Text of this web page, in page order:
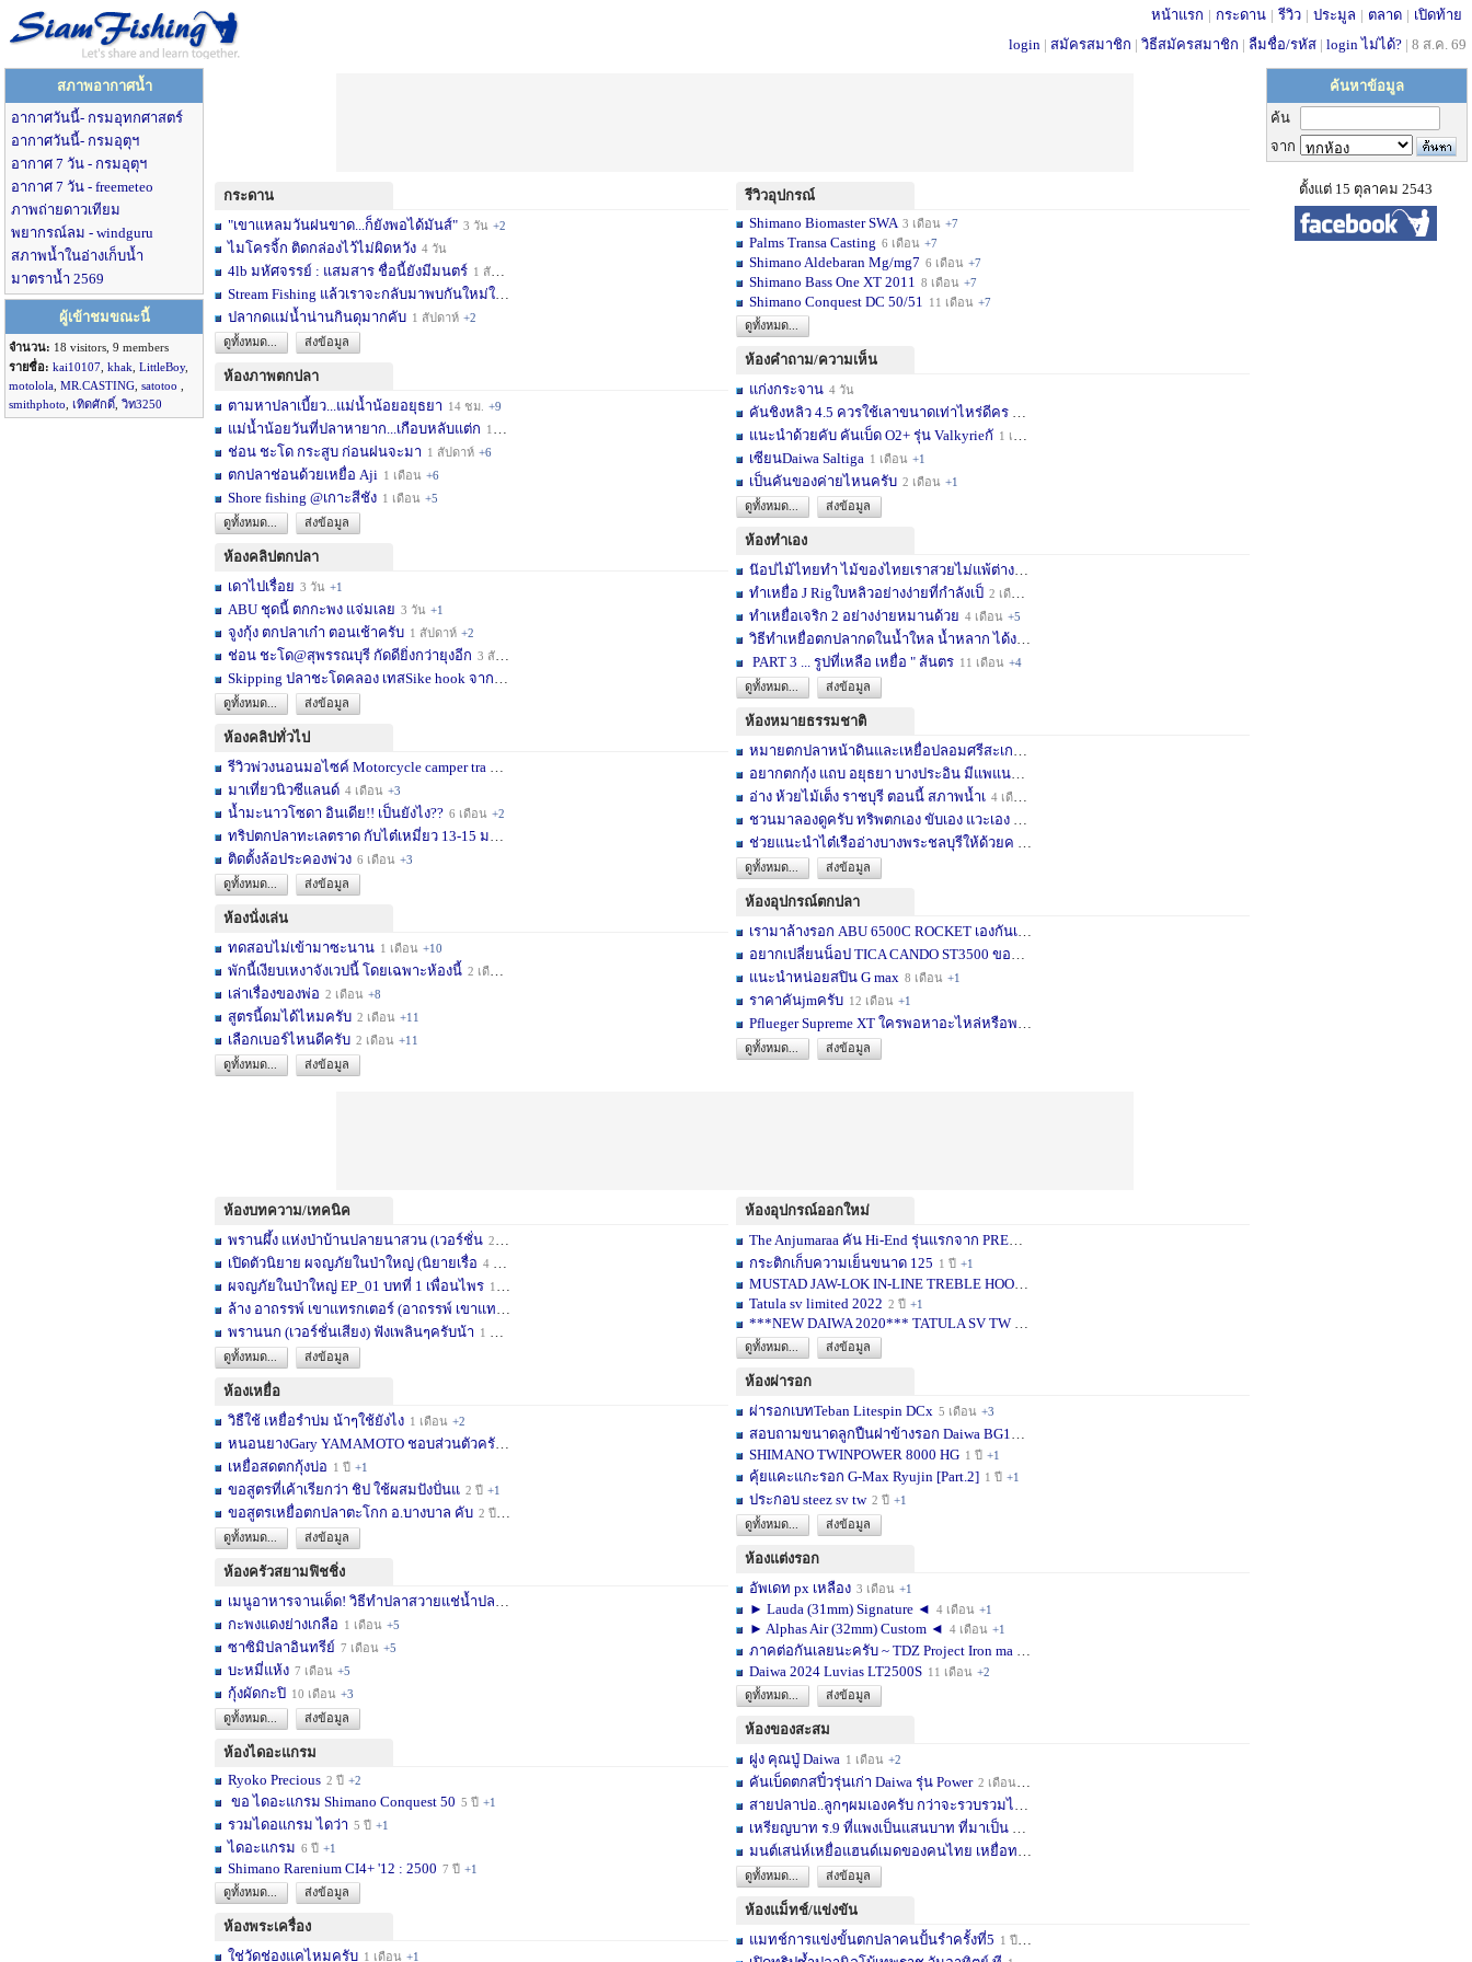
หน้าแรก | กระดาน | รีวิว | ประมูล | ตลาด | เปิดท้าย
login | สมัครสมาชิก | วิธีสมัครสมาชิก | ลืมชื่อ/รหัส | login ไม่ได้? | 8 ส.ค. 69
สภาพอากาศน้ำ
อากาศวันนี้- กรมอุทกศาสตร์
อากาศวันนี้- กรมอุตุฯ
อากาศ 7 วัน - กรมอุตุฯ
อากาศ 7 วัน - freemeteo
ภาพถ่ายดาวเทียม
พยากรณ์ลม - windguru
สภาพน้ำในอ่างเก็บน้ำ
มาตราน้ำ 2569
ผู้เข้าชมขณะนี้
จำนวน: 18 visitors, 9 members
รายชื่อ: kai10107 khak LittleBoy,
motolola MR.CASTING satotoo
smithphoto เทิดศักดิ์ วิท3250
กระดาน
"เขาแหลมวันฝนขาด...ก็ยังพอได้มันส์" 3 วัน +2
ไมโครจิ้ก ติดกล่องไว้ไม่ผิดหวัง 4 วัน
4lb มหัศจรรย์ : แสมสาร ชื่อนี้ยังมีมนตร์ 1 สัปดาห์
Stream Fishing แล้วเราจะกลับมาพบกันใหม่ใ
ปลากดแม่น้ำน่านกินดุมากคับ 1 สัปดาห์ +2
ดูทั้งหมด...
ส่งข้อมูล
ห้องภาพตกปลา
ตามหาปลาเบี้ยว...แม่น้ำน้อยอยุธยา 14 ชม. +9
แม่น้ำน้อยวันที่ปลาหายาก...เกือบหลับแต่ก 14 ชม.
ช่อน ชะโด กระสูบ ก่อนฝนจะมา 1 สัปดาห์ +6
ตกปลาช่อนด้วยเหยื่อ Aji 1 เดือน +6
Shore fishing @เกาะสีชัง 1 เดือน +5
ดูทั้งหมด...
ส่งข้อมูล
ห้องคลิปตกปลา
เดาไปเรื่อย 3 วัน +1
ABU ชุดนี้ ตกกะพง แจ่มเลย 3 วัน +1
จูงกุ้ง ตกปลาเก๋า ตอนเช้าครับ 1 สัปดาห์ +2
ช่อน ชะโด@สุพรรณบุรี กัดดียิ่งกว่ายุงอีก 3 สัปดาห์
Skipping ปลาชะโดคลอง เทสSike hook จากLF
ดูทั้งหมด...
ส่งข้อมูล
ห้องคลิปทั่วไป
รีวิวพ่วงนอนมอไซค์ Motorcycle camper tra
มาเที่ยวนิวซีแลนด์ 4 เดือน +3
น้ำมะนาวโซดา อินเดีย!! เป็นยังไง?? 6 เดือน +2
ทริปตกปลาทะเลตราด กับไต๋เหมี่ยว 13-15 มก
ติดตั้งล้อประคองพ่วง 6 เดือน +3
ดูทั้งหมด...
ส่งข้อมูล
ห้องนั่งเล่น
ทดสอบไม่เข้ามาซะนาน 1 เดือน +10
พักนี้เงียบเหงาจังเวปนี้ โดยเฉพาะห้องนี้ 2 เดือน
เล่าเรื่องของพ่อ 2 เดือน +8
สูตรนี้ดมได้ไหมครับ 2 เดือน +11
เลือกเบอร์ไหนดีครับ 2 เดือน +11
ดูทั้งหมด...
ส่งข้อมูล
รีวิวอุปกรณ์
Shimano Biomaster SWA 3 เดือน +7
Palms Transa Casting 6 เดือน +7
Shimano Aldebaran Mg/mg7 6 เดือน +7
Shimano Bass One XT 2011 8 เดือน +7
Shimano Conquest DC 50/51 11 เดือน +7
ดูทั้งหมด...
ห้องคำถาม/ความเห็น
แก่งกระจาน 4 วัน
คันชิงหลิว 4.5 ควรใช้เลาขนาดเท่าไหร่ดีคร
แนะนำด้วยคับ คันเบ็ด O2+ รุ่น Valkyrieกั 1 เดือน
เซียนDaiwa Saltiga 1 เดือน +1
เป็นคันของค่ายไหนครับ 2 เดือน +1
ดูทั้งหมด...
ส่งข้อมูล
ห้องทำเอง
น๊อปไม้ไทยทำ ไม้ของไทยเราสวยไม่แพ้ต่างชา
ทำเหยื่อ J Rigใบหลิวอย่างง่ายที่กำลังเป็ 2 เดือน
ทำเหยื่อเจริก 2 อย่างง่ายหมานด้วย 4 เดือน +5
วิธีทำเหยื่อตกปลากดในน้ำใหล น้ำหลาก ได้ง
PART 3 ... รูปที่เหลือ เหยื่อ " ส้นตร 11 เดือน +4
ดูทั้งหมด...
ส่งข้อมูล
ห้องหมายธรรมชาติ
หมายตกปลาหน้าดินและเหยื่อปลอมศรีสะเกษครั
อยากตกกุ้ง แถบ อยุธยา บางประอิน มีแพแนะน
อ่าง ห้วยไม้เต็ง ราชบุรี ตอนนี้ สภาพน้ำเ 4 เดือน
ชวนมาลองดูครับ ทริพตกเอง ขับเอง แวะเอง จ
ช่วยแนะนำไต๋เรืออ่างบางพระชลบุรีให้ด้วยค
ดูทั้งหมด...
ส่งข้อมูล
ห้องอุปกรณ์ตกปลา
เรามาล้างรอก ABU 6500C ROCKET เองกันเถอ
อยากเปลี่ยนน็อป TICA CANDO ST3500 ขอคำแน
แนะนำหน่อยสปิน G max 8 เดือน +1
ราคาคันjmครับ 12 เดือน +1
Pflueger Supreme XT ใครพอหาอะไหล่หรือพอซ
ดูทั้งหมด...
ส่งข้อมูล
ห้องบทความ/เทคนิค
พรานผึ้ง แห่งป่าบ้านปลายนาสวน (เวอร์ชั่น 2 เดือน
เปิดตัวนิยาย ผจญภัยในป่าใหญ่ (นิยายเรื่อ 4 เดือน
ผจญภัยในป่าใหญ่ EP_01 บทที่ 1 เพื่อนไพร 11 เดือน
ล้าง อาถรรพ์ เขาแทรกเตอร์ (อาถรรพ์ เขาแท
พรานนก (เวอร์ชั่นเสียง) ฟังเพลินๆครับน้า 1 ปี
ดูทั้งหมด...
ส่งข้อมูล
ห้องเหยื่อ
วิธืใช้ เหยื่อรำบ่ม น้าๆใช้ยังไง 1 เดือน +2
หนอนยางGary YAMAMOTO ชอบส่วนตัวครับ... เ
เหยื่อสดตกกุ้งบ่อ 1 ปี +1
ขอสูตรที่เค้าเรียกว่า ชิป ใช้ผสมปังปั่นแ 2 ปี +1
ขอสูตรเหยื่อตกปลาตะโกก อ.บางบาล คับ 2 ปี
ดูทั้งหมด...
ส่งข้อมูล
ห้องครัวสยามฟิชชิ่ง
เมนูอาหารจานเด็ด! วิธีทำปลาสวายแช่น้ำปลา
กะพงแดงย่างเกลือ 1 เดือน +5
ซาซิมิปลาอินทรีย์ 7 เดือน +5
บะหมี่แห้ง 7 เดือน +5
กุ้งผัดกะปิ 10 เดือน +3
ดูทั้งหมด...
ส่งข้อมูล
ห้องไดอะแกรม
Ryoko Precious 2 ปี +2
ขอ ไดอะแกรม Shimano Conquest 50 5 ปี +1
รวมไดอแกรม ไดว่า 5 ปี +1
ไดอะแกรม 6 ปี +1
Shimano Rarenium CI4+ '12 : 2500 7 ปี +1
ดูทั้งหมด...
ส่งข้อมูล
ห้องพระเครื่อง
ใช่วัดช่องแคไหมครับ 1 เดือน +1
ห้องอุปกรณ์ออกใหม่
The Anjumaraa คัน Hi-End รุ่นแรกจาก PREY
กระติกเก็บความเย็นขนาด 125 1 ปี +1
MUSTAD JAW-LOK IN-LINE TREBLE HOOK - 5X
Tatula sv limited 2022 2 ปี +1
***NEW DAIWA 2020*** TATULA SV TW
ดูทั้งหมด...
ส่งข้อมูล
ห้องผ่ารอก
ผ่ารอกเบทTeban Litespin DCx 5 เดือน +3
สอบถามขนาดลูกปืนฝาข้างรอก Daiwa BG10
SHIMANO TWINPOWER 8000 HG 1 ปี +1
คุ้ยแคะแกะรอก G-Max Ryujin [Part.2] 1 ปี +1
ประกอบ steez sv tw 2 ปี +1
ดูทั้งหมด...
ส่งข้อมูล
ห้องแต่งรอก
อัพเดท px เหลือง 3 เดือน +1
► Lauda (31mm) Signature ◄ 4 เดือน +1
► Alphas Air (32mm) Custom ◄ 4 เดือน +1
ภาคต่อกันเลยนะครับ ~ TDZ Project Iron ma
Daiwa 2024 Luvias LT2500S 11 เดือน +2
ดูทั้งหมด...
ส่งข้อมูล
ห้องของสะสม
ฝูง คุณปู่ Daiwa 1 เดือน +2
คันเบ็ดตกสปิ๋วรุ่นเก่า Daiwa รุ่น Power 2 เดือน
สายปลาบ่อ..ลูกๆผมเองครับ กว่าจะรวบรวมได้
เหรียญบาท ร.9 ที่แพงเป็นแสนบาท ที่มาเป็น
มนต์เสน่ห์เหยื่อแฮนด์เมดของคนไทย เหยื่อท
ดูทั้งหมด...
ส่งข้อมูล
ห้องแม็ทช์/แข่งขัน
แมทช์การแข่งขั้นตกปลาคนปั้นรำครั้งที่5 1 ปี
ค้นหาข้อมูล
ค้น
จาก
ตั้งแต่ 15 ตุลาคม 2543